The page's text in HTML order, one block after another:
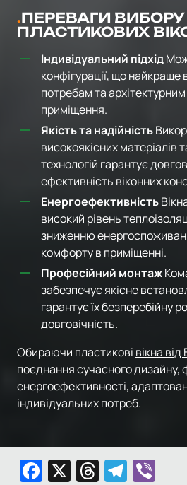
ПЕРЕВАГИ ВИБОРУ
ПЛАСТИКОВИХ
Індивідуальний підхід
конфігурації, що найкраще
потребам та
приміщення.
Якість та надійність
високоякісних матеріалів
технологій гарантує
ефективність віконних
Енергоефективність
високий рівень
зниженню
комфорту в приміщенні.
Професійний монтаж
забезпечує якісне
гарантує їх безперебійну
довговічність.
Обираючи пластикові вікна
поєднання сучасного дизайну,
енергоефективності,
індивідуальних потреб.
Facebook
X Threads